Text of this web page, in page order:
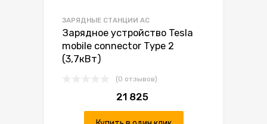
ЗАРЯДНЫЕ СТАНЦИИ AC
Зарядное устройство Tesla
mobile connector Type 2
(3,7кВт)
(0 отзывов)
21 825